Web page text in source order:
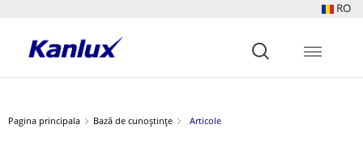
RO
główna
Pagina principala Bază de cunoștințe Articole